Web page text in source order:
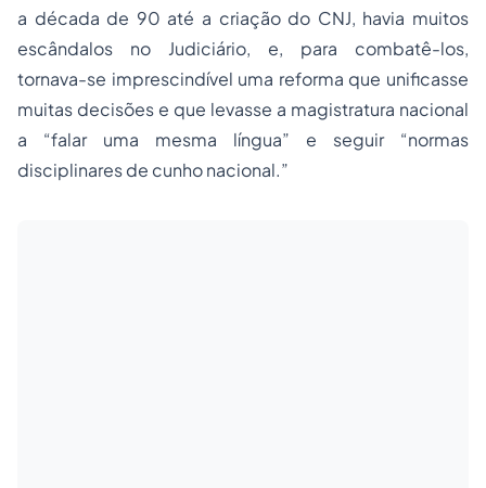
a década de 90 até a criação do CNJ, havia muitos
escândalos no Judiciário, e, para combatê-los,
tornava-se imprescindível uma reforma que unificasse
muitas decisões e que levasse a magistratura nacional
a “falar uma mesma língua” e seguir “normas
disciplinares de cunho nacional.”